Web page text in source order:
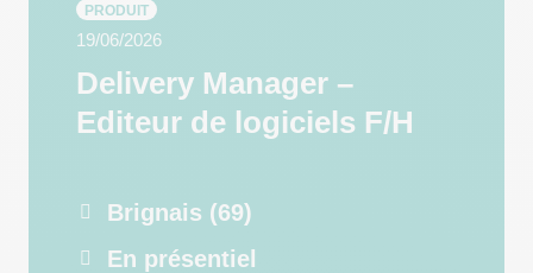
PRODUIT
19/06/2026
Delivery Manager –
Editeur de logiciels F/H
Brignais (69)
En présentiel